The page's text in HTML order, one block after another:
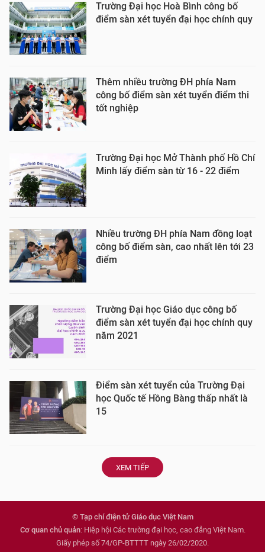
Trường Đại học Hoà Bình công bố
điểm sàn xét tuyển đại học chính quy
Thêm nhiều trường ĐH phía Nam
công bố điểm sàn xét tuyển điểm thi
tốt nghiệp
Trường Đại học Mở Thành phố Hồ Chí
Minh lấy điểm sàn từ 16 - 22 điểm
Nhiều trường ĐH phía Nam đồng loạt
công bố điểm sàn, cao nhất lên tới 23
điểm
Trường Đại học Giáo dục công bố
điểm sàn xét tuyển đại học chính quy
năm 2021
Điểm sàn xét tuyển của Trường Đại
học Quốc tế Hồng Bàng thấp nhất là
15
XEM TIẾP
© Tạp chí điện tử Giáo dục Việt Nam
Cơ quan chủ quản: Hiệp hội Các trường đại học, cao đẳng Việt Nam.
Giấy phép số 74/GP-BTTTT ngày 26/02/2020.